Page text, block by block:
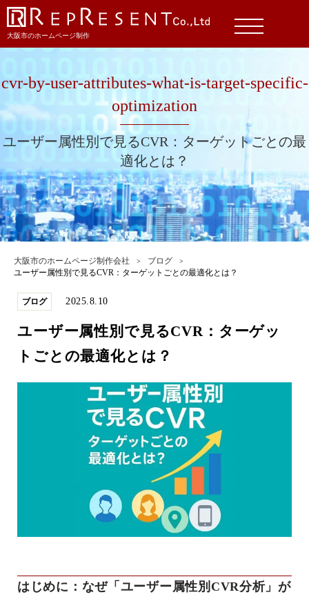
大阪市のホームページ制作
cvr-by-user-attributes-what-is-target-specific-
optimization
ユーザー属性別で見るCVR：ターゲットごとの最
適化とは？
大阪市のホームページ制作会社
ブログ
ユーザー属性別で見るCVR：ターゲットごとの最適化とは？
ブログ 2025.8.10
ユーザー属性別で見るCVR：ターゲッ
トごとの最適化とは？
はじめに：なぜ「ユーザー属性別CVR分析」が